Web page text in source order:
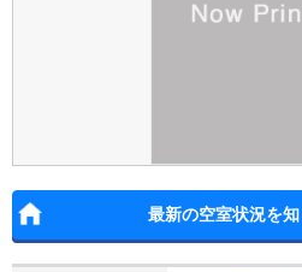
最新の空室状況を